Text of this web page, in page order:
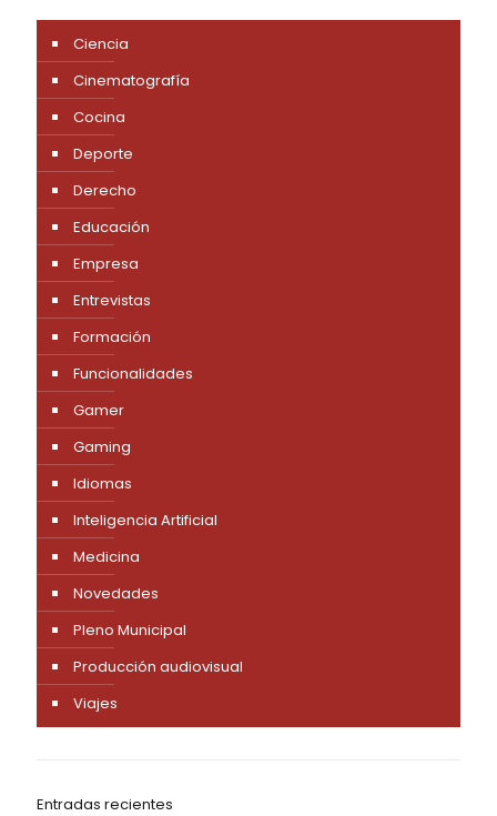
Ciencia
Cinematografía
Cocina
Deporte
Derecho
Educación
Empresa
Entrevistas
Formación
Funcionalidades
Gamer
Gaming
Idiomas
Inteligencia Artificial
Medicina
Novedades
Pleno Municipal
Producción audiovisual
Viajes
Entradas recientes